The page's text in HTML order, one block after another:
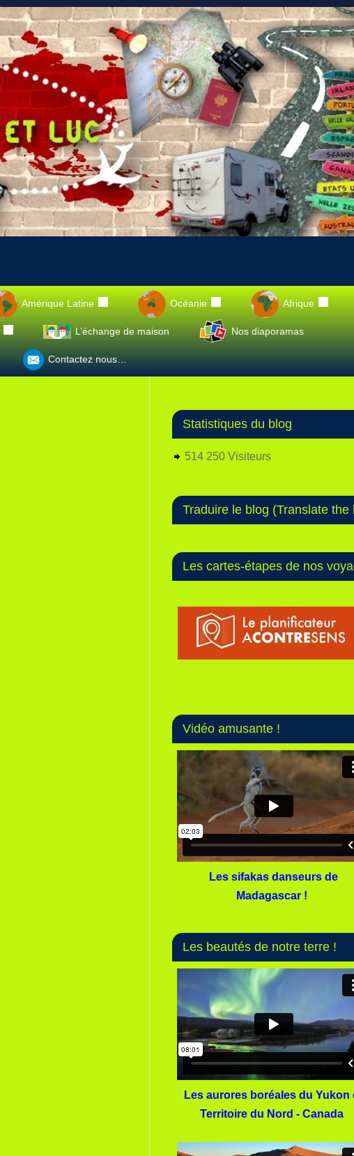
Amérique Latine Océanie Afrique
L’échange de maison Nos diaporamas
Contactez nous…
Statistiques du blog
514 250 Visiteurs
Traduire le blog (Translate the
Les cartes-étapes de nos
Vidéo amusante !
Les sifakas danseurs de
Madagascar !
Les beautés de notre terre !
Les aurores boréales du Yukon
Territoire du Nord - Canada